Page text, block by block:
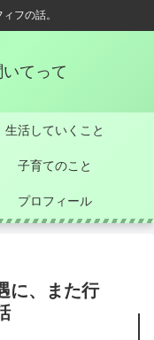
フの話。
てって
生活していくこと
子育てのこと
プロフィール
に、また行